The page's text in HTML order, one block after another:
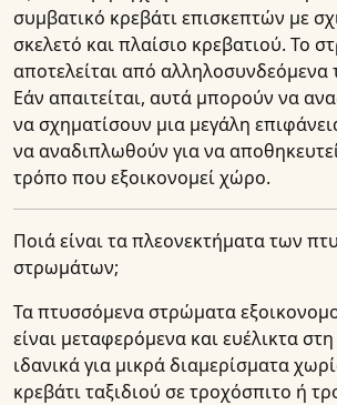
συμβατικό κρεβάτι επισκεπτών με
σκελετό και πλαίσιο κρεβατιού. Το
αποτελείται από
Εάν απαιτείται, αυτά μπορούν να
να σχηματίσουν μια μεγάλη
να αναδιπλωθούν για να
τρόπο που εξοικονομεί χώρο.
Ποιά είναι τα πλεονεκτήματα των
στρωμάτων;
Τα πτυσσόμενα στρώματα
είναι μεταφερόμενα και ευέλικτα
ιδανικά για μικρά διαμερίσματα
κρεβάτι ταξιδιού σε τροχόσπιτο ή